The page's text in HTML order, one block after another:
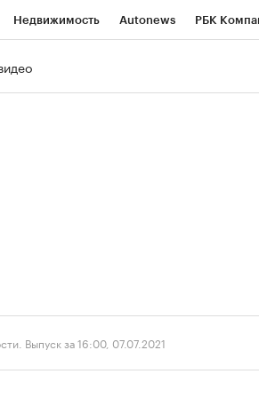
Недвижимость Autonews РБК
Выпуск за 16:00, 07.07.2021